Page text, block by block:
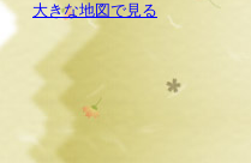
大きな地図で見る